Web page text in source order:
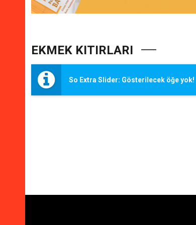
EKMEK KITIRLARI
So Extra Slider: Gösterilecek öğe yok!